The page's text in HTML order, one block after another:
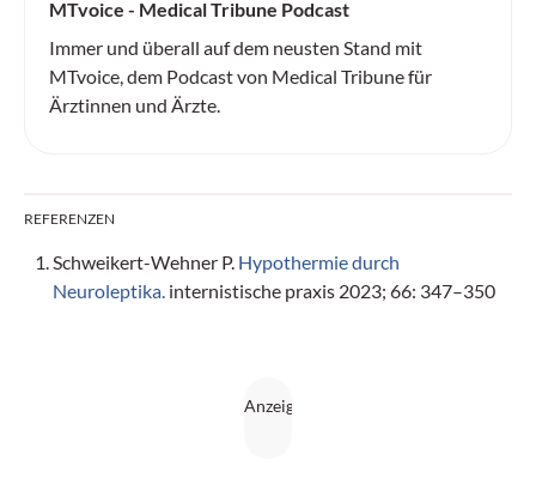
MTvoice - Medical Tribune Podcast
Immer und überall auf dem neusten Stand mit
MTvoice, dem Podcast von Medical Tribune für
Ärztinnen und Ärzte.
REFERENZEN
Schweikert-Wehner P. Hypothermie durch
Neuroleptika. internistische praxis 2023; 66: 347–350